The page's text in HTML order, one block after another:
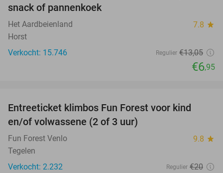
snack of pannenkoek
Het Aardbeienland 7.8 star
Horst
Verkocht: 15.746
Regulier €13,05
€6,95
Entreeticket klimbos Fun Forest voor kind
en/of volwassene (2 of 3 uur)
Fun Forest Venlo 9.8 star
Tegelen
Verkocht: 2.232
Regulier €20